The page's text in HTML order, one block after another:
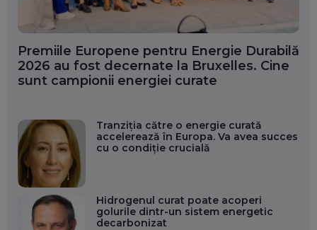
Premiile Europene pentru Energie Durabilă
2026 au fost decernate la Bruxelles. Cine
sunt campionii energiei curate
Tranziția către o energie curată
accelerează în Europa. Va avea succes
cu o condiție crucială
Hidrogenul curat poate acoperi
golurile dintr-un sistem energetic
decarbonizat